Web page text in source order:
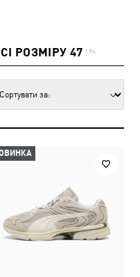
РОЗМІРУ 47 196